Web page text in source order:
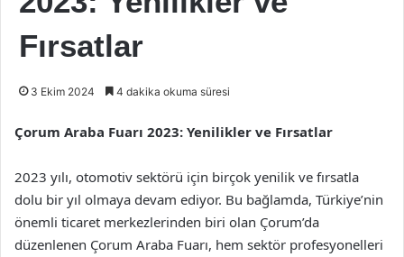
Fırsatlar
3 Ekim 2024 4 dakika okuma süresi
Çorum Araba Fuarı 2023: Yenilikler ve Fırsatlar
2023 yılı, otomotiv sektörü için birçok yenilik ve fırsatla
dolu bir yıl olmaya devam ediyor. Bu bağlamda, Türkiye’nin
önemli ticaret merkezlerinden biri olan Çorum’da
düzenlenen Çorum Araba Fuarı, hem sektör profesyonelleri